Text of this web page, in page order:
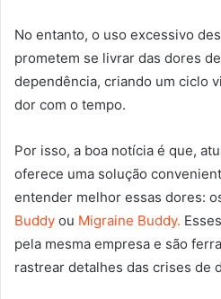
No entanto, o uso excessivo
prometem se livrar das dores
dependência, criando um ciclo
dor com o tempo.
Por isso, a boa notícia é que,
oferece uma solução
entender melhor essas dores:
Buddy ou Migraine Buddy.
pela mesma empresa e são
rastrear detalhes das crises de